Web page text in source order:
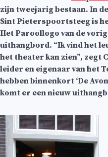
zijn tweejarig bestaan. In
Sint Pieterspoortsteeg is
Het Paroollogo van de
uithangbord. “Ik vind het
het theater kan zien”, zegt
leider en eigenaar van het
hebben binnenkort ‘De
komt er een nieuw